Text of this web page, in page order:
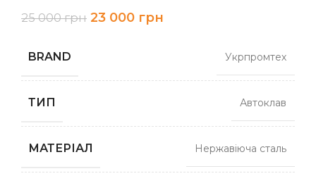
25 000грн 23 000 грн
BRAND Укрпромтех
ТИП Автоклав
МАТЕРІАЛ Нержавіюча сталь